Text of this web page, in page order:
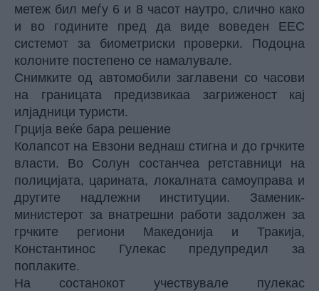
метеж бил меѓу 6 и 8 часот наутро, слично како
и во годините пред да виде воведен ЕЕС
системот за биометриски проверки. Подоцна
колоните постепено се намалувале.
Снимките од автомобили заглавени со часови
на границата предизвикаа загриженост кај
илјадници туристи.
Грција веќе бара решение
Колапсот на Евзони веднаш стигна и до грчките
власти. Во Солун состанчеа ретставници на
полицијата, царината, локалната самоуправа и
другите надлежни институции. Заменик-
министерот за внатрешни работи задолжен за
грчките региони Македонија и Тракија,
Константинос Гулекас предупредил за
поплаките.
На состанокот учествувале пулекас